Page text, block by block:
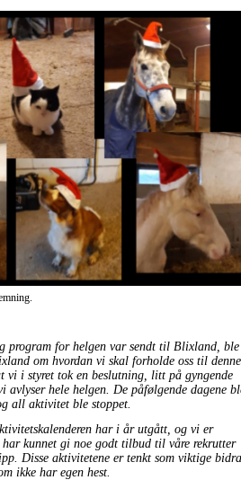
program for helgen var sendt til Blixland, ble
om hvordan vi skal forholde oss til denne
vi i styret tok en beslutning, litt på gyngende
avlyser hele helgen. De påfølgende dagene
all aktivitet ble stoppet.
har i år utgått, og vi er
kunnet gi noe godt tilbud til våre rekrutter
Disse aktivitetene er tenkt som viktige
ikke har egen hest.